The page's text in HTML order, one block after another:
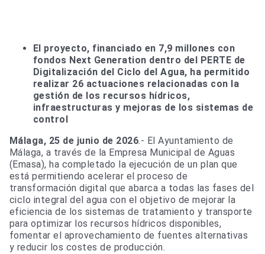
El proyecto, financiado en 7,9 millones con
fondos Next Generation dentro del PERTE de
Digitalización del Ciclo del Agua, ha permitido
realizar 26 actuaciones relacionadas con la
gestión de los recursos hídricos,
infraestructuras y mejoras de los sistemas de
control
Málaga, 25 de junio de 2026.- El Ayuntamiento de
Málaga, a través de la Empresa Municipal de Aguas
(Emasa), ha completado la ejecución de un plan que
está permitiendo acelerar el proceso de
transformación digital que abarca a todas las fases del
ciclo integral del agua con el objetivo de mejorar la
eficiencia de los sistemas de tratamiento y transporte
para optimizar los recursos hídricos disponibles,
fomentar el aprovechamiento de fuentes alternativas
y reducir los costes de producción.